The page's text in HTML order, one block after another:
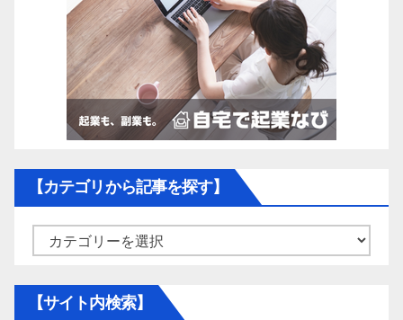
【カテゴリから記事を探す】
【カ
ゴ
【サイト内検索】